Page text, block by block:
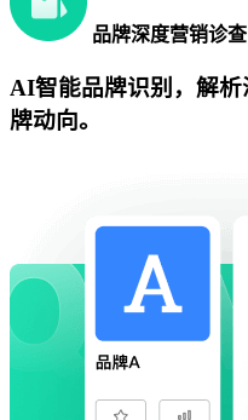
品牌深度营销诊查
AI智能品牌识别，解
牌动向。